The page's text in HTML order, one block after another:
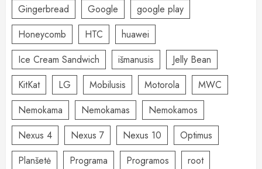
Gingerbread
Google
google play
Honeycomb
HTC
huawei
Ice Cream Sandwich
išmanusis
Jelly Bean
KitKat
LG Mobilusis Motorola
MWC
Nemokama
Nemokamas
Nemokamos
Nexus 4
Nexus 7 Nexus 10
Optimus
Planšetė
Programa Programos
root